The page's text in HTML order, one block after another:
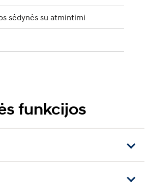
sėdynės su atmintimi
funkcijos